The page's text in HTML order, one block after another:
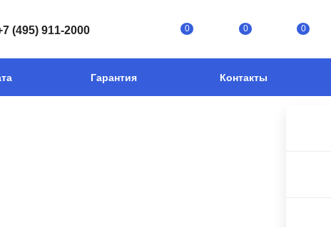
(495) 911-2000 0 0 0
Гарантия Контакты